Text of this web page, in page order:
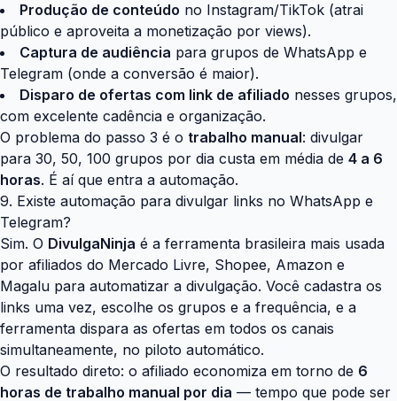
Produção de conteúdo no Instagram/TikTok (atrai
público e aproveita a monetização por views).
Captura de audiência para grupos de WhatsApp e
Telegram (onde a conversão é maior).
Disparo de ofertas com link de afiliado nesses grupos,
com excelente cadência e organização.
O problema do passo 3 é o trabalho manual: divulgar
para 30, 50, 100 grupos por dia custa em média de 4 a 6
horas. É aí que entra a automação.
9. Existe automação para divulgar links no WhatsApp e
Telegram?
Sim. O DivulgaNinja é a ferramenta brasileira mais usada
por afiliados do Mercado Livre, Shopee, Amazon e
Magalu para automatizar a divulgação. Você cadastra os
links uma vez, escolhe os grupos e a frequência, e a
ferramenta dispara as ofertas em todos os canais
simultaneamente, no piloto automático.
O resultado direto: o afiliado economiza em torno de 6
horas de trabalho manual por dia — tempo que pode ser